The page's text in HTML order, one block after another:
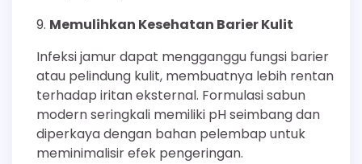
Memulihkan Kesehatan Barier Kulit
Infeksi jamur dapat mengganggu fungsi barier
atau pelindung kulit, membuatnya lebih rentan
terhadap iritan eksternal. Formulasi sabun
modern seringkali memiliki pH seimbang dan
diperkaya dengan bahan pelembap untuk
meminimalisir efek pengeringan.